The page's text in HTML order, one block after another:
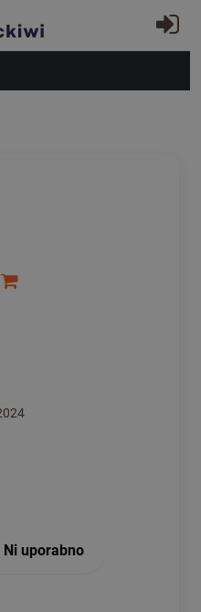
Ni uporabno